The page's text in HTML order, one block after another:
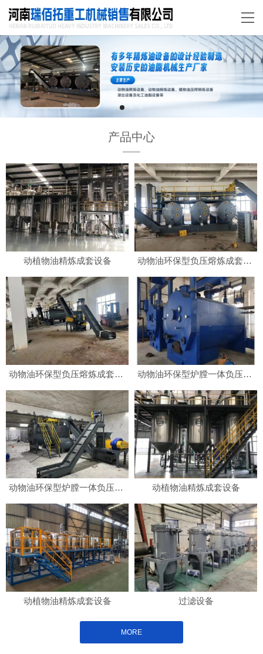
产品中心
动植物油精炼成套设备 动物油环保型负压熔炼成套设备
动物油环保型负压熔炼成套设备 动物油环保型炉膛一体负压熔炼成套设备
动物油环保型炉膛一体负压熔炼成套设备 动植物油精炼成套设备
动植物油精炼成套设备 过滤设备
MORE